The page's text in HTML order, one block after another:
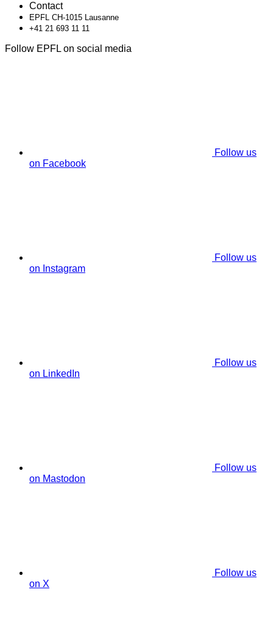
Contact
EPFL CH-1015 Lausanne
+41 21 693 11 11
Follow EPFL on social media
Follow us
on Facebook
Follow us
on Instagram
Follow us
on LinkedIn
Follow us
on Mastodon
Follow us
on X